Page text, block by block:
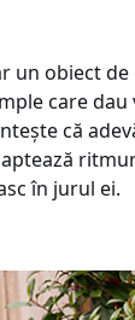
un obiect
care
că
în jurul ei.